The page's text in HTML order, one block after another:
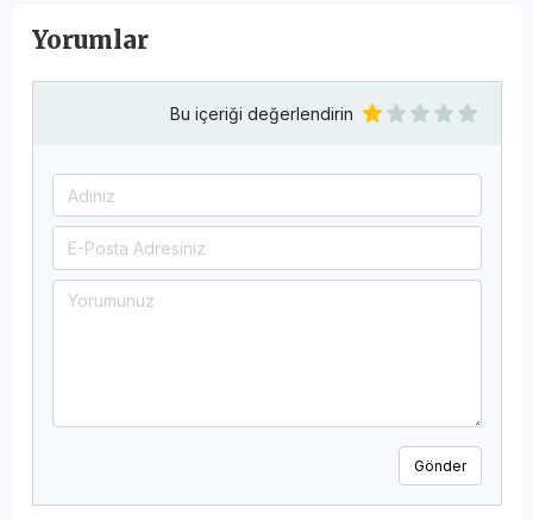
Yorumlar
Bu içeriği değerlendirin
Gönder